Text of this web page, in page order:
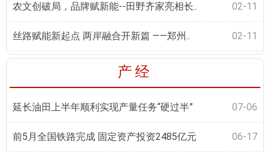
农文创破局，品牌赋新能--田野齐家亮相长.. 02-11
丝路赋能新起点 两岸融合开新篇 ——郑州.. 02-11
产经
延长油田上半年顺利实现产量任务“硬过半” 07-06
前5月全国铁路完成 固定资产投资2485亿元 06-17